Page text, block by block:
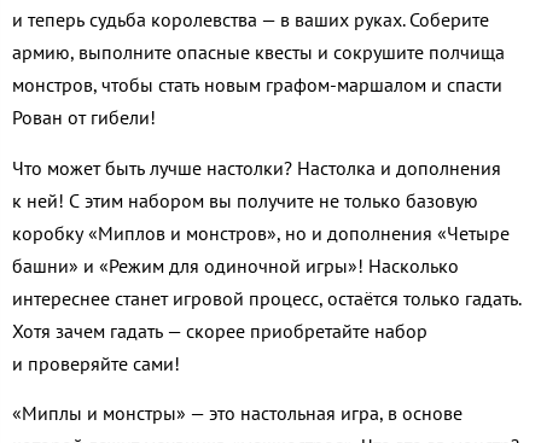
и теперь судьба королевства — в ваших руках. Соберите
армию, выполните опасные квесты и сокрушите полчища
монстров, чтобы стать новым графом-маршалом и спасти
Рован от гибели!
Что может быть лучше настолки? Настолка и дополнения
к ней! С этим набором вы получите не только базовую
коробку «Миплов и монстров», но и дополнения «Четыре
башни» и «Режим для одиночной игры»! Насколько
интереснее станет игровой процесс, остаётся только гадать.
Хотя зачем гадать — скорее приобретайте набор
и проверяйте сами!
«Миплы и монстры» — это настольная игра, в основе